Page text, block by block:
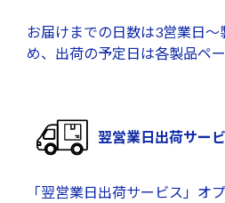
お届けまでの日数は3営業日～
め、出荷の予定日は各製品ペ
翌営業日出荷サー
「翌営業日出荷サービス」オ